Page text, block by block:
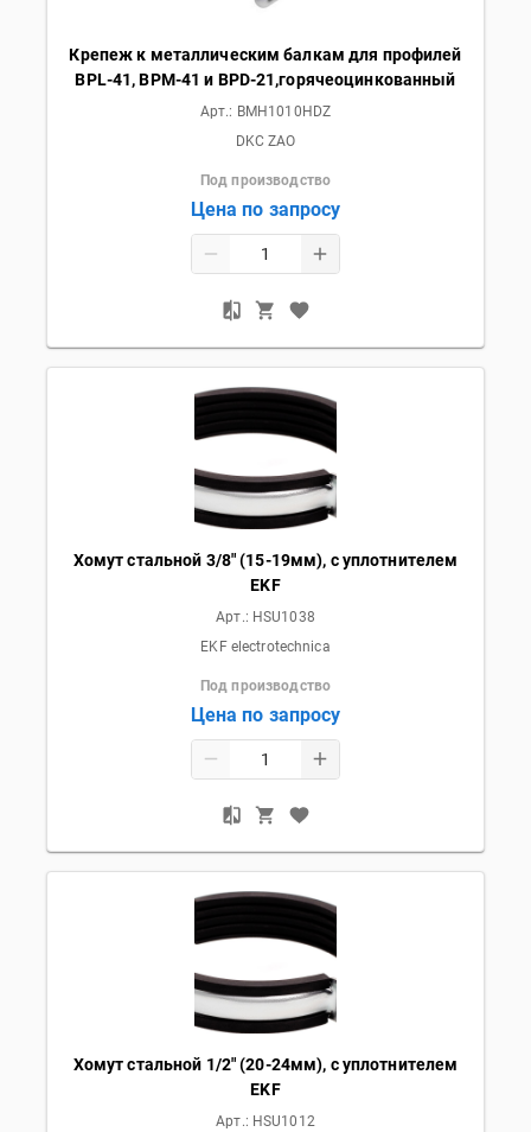
Крепеж к металлическим балкам для профилей
BPL-41, BPM-41 и BPD-21,горячеоцинкованный
Арт.: BMH1010HDZ
DKC ZAO
Под производство
Цена по запросу
Хомут стальной 3/8" (15-19мм), с уплотнителем
EKF
Арт.: HSU1038
EKF electrotechnica
Под производство
Цена по запросу
Хомут стальной 1/2" (20-24мм), с уплотнителем
EKF
Арт.: HSU1012